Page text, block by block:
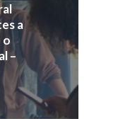
a
o
–